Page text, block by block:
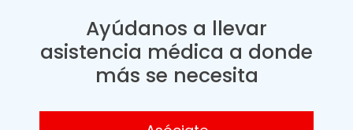
Ayúdanos a llevar
asistencia médica a donde
más se necesita